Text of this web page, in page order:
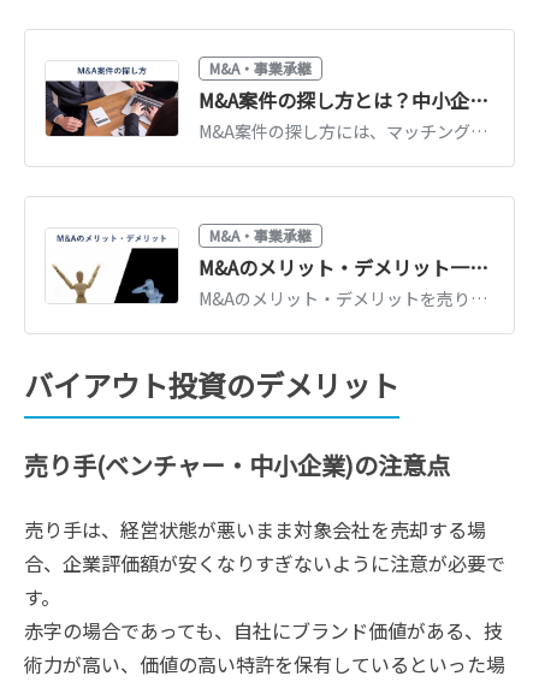
M&A・事業承継
M&A案件の探し方とは？中小企業・個人におすすめの方法8選
M&A案件の探し方には、マッチングサイトの活用や仲介会社への依頼などの方法があります。方法ごとにメリット・デメリットは異なります。公認会計士が、M&A案件の探し方や注意点、活用する資料を紹介します。（公認会計士監修記事）
M&A・事業承継
M&Aのメリット・デメリット一覧｜売り手・買い手別にわかりやすく解説
M&Aのメリット・デメリットを売り手（事業承継・創業者利益）と買い手（事業拡大・シナジー）に分けて一覧解説。リスクを抑えるためのポイントも紹介します。
バイアウト投資のデメリット
売り手(ベンチャー・中小企業)の注意点
売り手は、経営状態が悪いまま対象会社を売却する場
合、企業評価額が安くなりすぎないように注意が必要で
す。
赤字の場合であっても、自社にブランド価値がある、技
術力が高い、価値の高い特許を保有しているといった場